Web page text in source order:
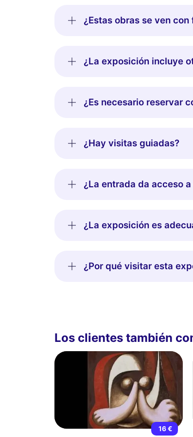
¿Estas obras se ven
¿La exposición incluye
¿Es necesario reservar
¿Hay visitas guiadas?
¿La entrada da acceso
¿La exposición es
¿Por qué visitar esta
Los clientes también
16 €